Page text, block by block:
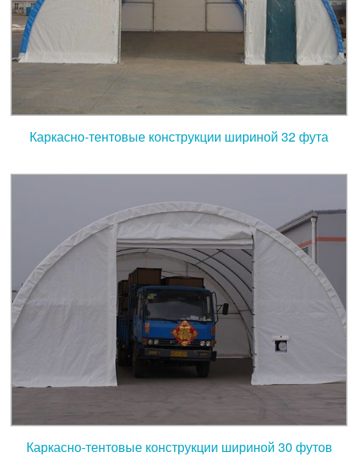
Каркасно-тентовые конструкции шириной 32 фута
Каркасно-тентовые конструкции шириной 30 футов